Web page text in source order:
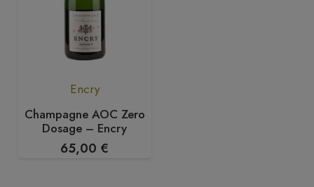
Encry
Champagne AOC Zero
Dosage – Encry
65,00 €